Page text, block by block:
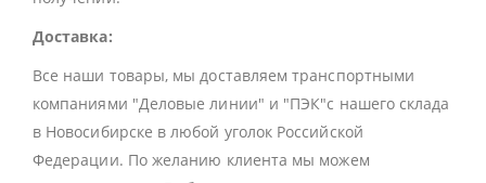
Доставка:
Все наши товары, мы доставляем транспортными
компаниями "Деловые линии" и "ПЭК"с нашего склада
в Новосибирске в любой уголок Российской
Федерации. По желанию клиента мы можем